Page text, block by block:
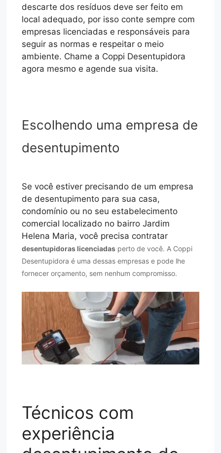
descarte dos resíduos deve ser feito em
local adequado, por isso conte sempre com
empresas licenciadas e responsáveis para
seguir as normas e respeitar o meio
ambiente. Chame a Coppi Desentupidora
agora mesmo e agende sua visita.
Escolhendo uma empresa de
desentupimento
Se você estiver precisando de um empresa
de desentupimento para sua casa,
condomínio ou no seu estabelecimento
comercial localizado no bairro Jardim
Helena Maria, você precisa contratar
desentupidoras licenciadas perto de você. A Coppi
Desentupidora é uma dessas empresas e pode lhe
fornecer orçamento, sem nenhum compromisso.
Técnicos com
experiência